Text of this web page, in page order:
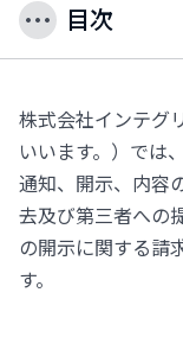
目次
株式会社インテグ
いいます。）では
通知、開示、内容
去及び第三者への
の開示に関する請
す。